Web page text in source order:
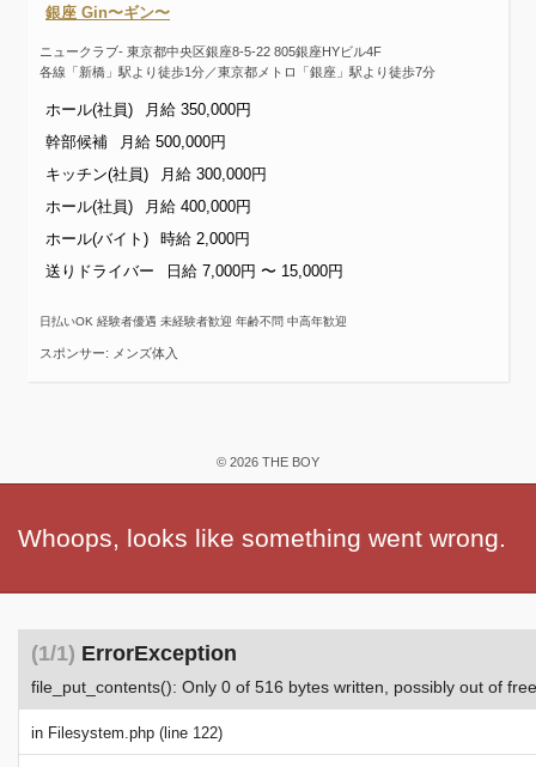
銀座 Gin〜ギン〜
ニュークラブ- 東京都中央区銀座8-5-22 805銀座HYビル4F
各線「新橋」駅より徒歩1分／東京都メトロ「銀座」駅より徒歩7分
ホール(社員)
月給 350,000円
幹部候補
月給 500,000円
キッチン(社員)
月給 300,000円
ホール(社員)
月給 400,000円
ホール(バイト)
時給 2,000円
送りドライバー
日給 7,000円 〜 15,000円
日払いOK 経験者優遇 未経験者歓迎 年齢不問 中高年歓迎
スポンサー: メンズ体入
© 2026 THE BOY
Whoops, looks like something went wrong.
(1/1) ErrorException
file_put_contents(): Only 0 of 516 bytes written, possibly out of
in Filesystem.php (line 122)